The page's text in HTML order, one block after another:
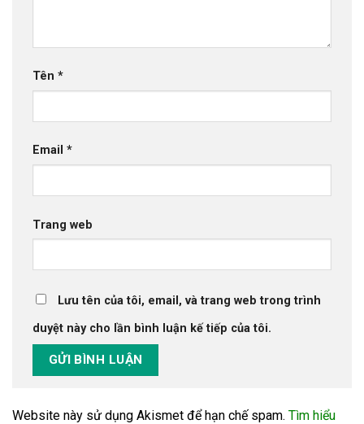
Tên *
Email *
Trang web
Lưu tên của tôi, email, và trang web trong trình
duyệt này cho lần bình luận kế tiếp của tôi.
Website này sử dụng Akismet để hạn chế spam. Tìm hiểu